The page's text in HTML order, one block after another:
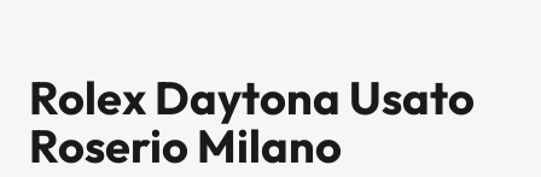
Rolex Daytona Usato
Roserio Milano